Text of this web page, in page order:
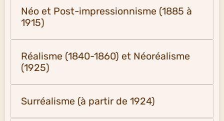
Néo et Post-impressionnisme (1885 à
1915)
Réalisme (1840-1860) et Néoréalisme
(1925)
Surréalisme (à partir de 1924)